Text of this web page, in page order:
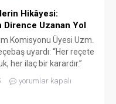
Hikâyesi:
Dirence Uzanan Yol
Komisyonu Üyesi Uzm.
uyardı: “Her reçete
her ilaç bir karardır.”
Komisyonu Üyesi
Keçebaş, “Dünya
yorumlar kapalı